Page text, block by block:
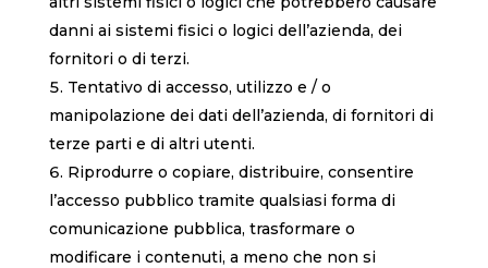
danni ai sistemi fisici o logici dell’azienda, dei
fornitori o di terzi.
Tentativo di accesso, utilizzo e / o
manipolazione dei dati dell’azienda, di fornitori di
terze parti e di altri utenti.
Riprodurre o copiare, distribuire, consentire
l’accesso pubblico tramite qualsiasi forma di
comunicazione pubblica, trasformare o
modificare i contenuti, a meno che non si